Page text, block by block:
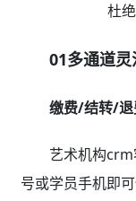
杜
01多通道
缴费/结转/
艺术机构
号或学员手机即